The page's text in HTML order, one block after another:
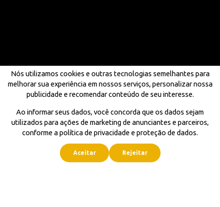
Nós utilizamos cookies e outras tecnologias semelhantes para
melhorar sua experiência em nossos serviços, personalizar nossa
publicidade e recomendar conteúdo de seu interesse.
Ao informar seus dados, você concorda que os dados sejam
utilizados para ações de marketing de anunciantes e parceiros,
conforme a política de privacidade e proteção de dados.
Aceitar Rejeitar